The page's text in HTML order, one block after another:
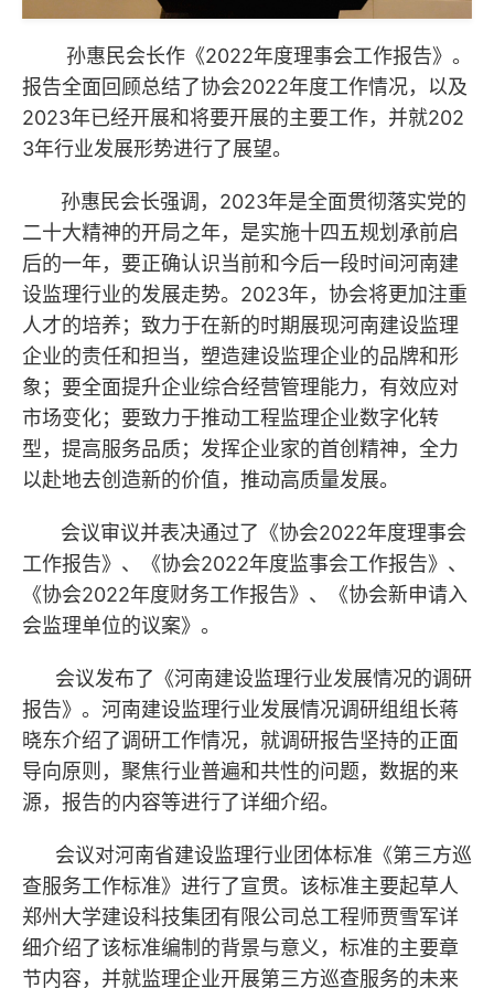
孙惠民会长作《2022年度理事会工作报告》。
报告全面回顾总结了协会2022年度工作情况，以及
2023年已经开展和将要开展的主要工作，并就202
3年行业发展形势进行了展望。
孙惠民会长强调，2023年是全面贯彻落实党的
二十大精神的开局之年，是实施十四五规划承前启
后的一年，要正确认识当前和今后一段时间河南建
设监理行业的发展走势。2023年，协会将更加注重
人才的培养；致力于在新的时期展现河南建设监理
企业的责任和担当，塑造建设监理企业的品牌和形
象；要全面提升企业综合经营管理能力，有效应对
市场变化；要致力于推动工程监理企业数字化转
型，提高服务品质；发挥企业家的首创精神，全力
以赴地去创造新的价值，推动高质量发展。
会议审议并表决通过了《协会2022年度理事会
工作报告》、《协会2022年度监事会工作报告》、
《协会2022年度财务工作报告》、《协会新申请入
会监理单位的议案》。
会议发布了《河南建设监理行业发展情况的调研
报告》。河南建设监理行业发展情况调研组组长蒋
晓东介绍了调研工作情况，就调研报告坚持的正面
导向原则，聚焦行业普遍和共性的问题，数据的来
源，报告的内容等进行了详细介绍。
会议对河南省建设监理行业团体标准《第三方巡
查服务工作标准》进行了宣贯。该标准主要起草人
郑州大学建设科技集团有限公司总工程师贾雪军详
细介绍了该标准编制的背景与意义，标准的主要章
节内容，并就监理企业开展第三方巡查服务的未来